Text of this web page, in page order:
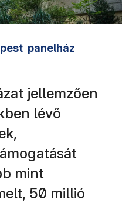
panelház
jellemzően
lévő
mint
50 millió